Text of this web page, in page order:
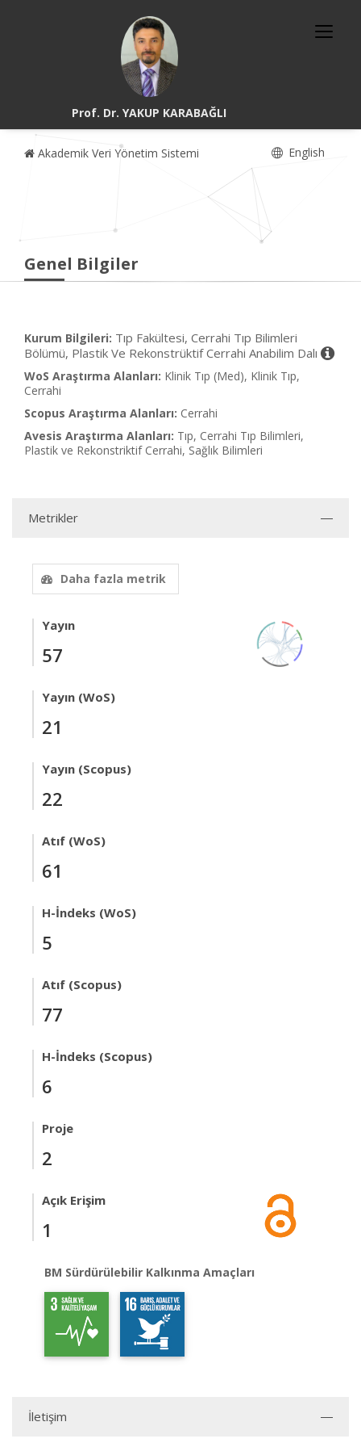
Prof. Dr. YAKUP KARABAĞLI
Akademik Veri Yönetim Sistemi English
Genel Bilgiler
Kurum Bilgileri: Tıp Fakültesi, Cerrahi Tıp Bilimleri
Bölümü, Plastik Ve Rekonstrüktif Cerrahi Anabilim Dalı
WoS Araştırma Alanları: Klinik Tıp (Med), Klinik Tıp,
Cerrahi
Scopus Araştırma Alanları: Cerrahi
Avesis Araştırma Alanları: Tıp, Cerrahi Tıp Bilimleri,
Plastik ve Rekonstriktif Cerrahi, Sağlık Bilimleri
Metrikler
Daha fazla metrik
Yayın
57
Yayın (WoS)
21
Yayın (Scopus)
22
Atıf (WoS)
61
H-İndeks (WoS)
5
Atıf (Scopus)
77
H-İndeks (Scopus)
6
Proje
2
Açık Erişim
1
BM Sürdürülebilir Kalkınma Amaçları
İletişim